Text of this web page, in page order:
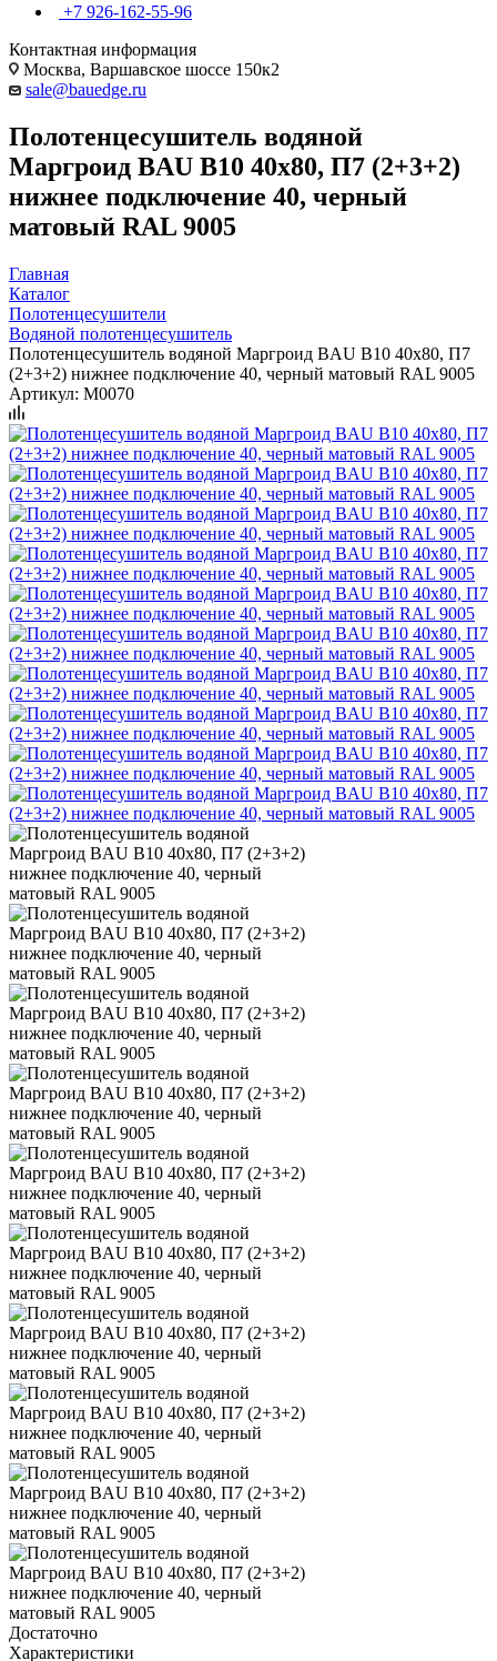
+7 926-162-55-96
Контактная информация
Москва, Варшавское шоссе 150к2
sale@bauedge.ru
Полотенцесушитель водяной
Маргроид BAU В10 40х80, П7 (2+3+2)
нижнее подключение 40, черный
матовый RAL 9005
Главная
Каталог
Полотенцесушители
Водяной полотенцесушитель
Полотенцесушитель водяной Маргроид BAU В10 40х80, П7
(2+3+2) нижнее подключение 40, черный матовый RAL 9005
Артикул: M0070
Достаточно
Характеристики